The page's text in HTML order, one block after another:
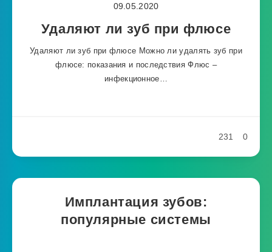
09.05.2020
Удаляют ли зуб при флюсе
Удаляют ли зуб при флюсе Можно ли удалять зуб при
флюсе: показания и последствия Флюс –
инфекционное…
0
231
Имплантация зубов:
популярные системы